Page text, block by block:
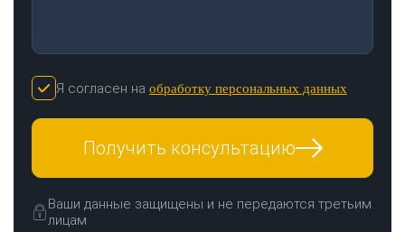
Я согласен на обработку персональных данных
Получить консультацию
Ваши данные защищены и не передаются третьим
лицам